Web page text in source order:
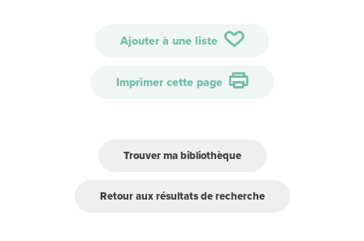
Ajouter à une liste
Imprimer cette page
Trouver ma bibliothèque
Retour aux résultats de recherche